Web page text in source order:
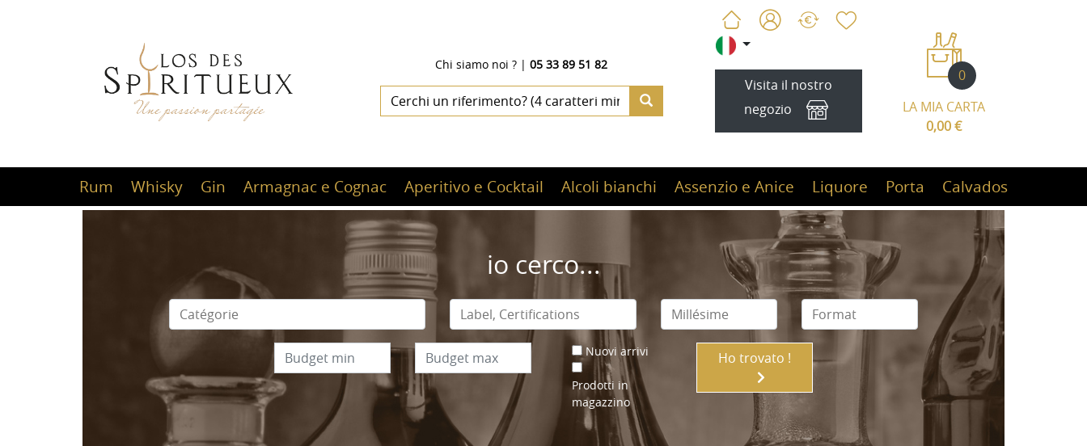
Visita il nostro
negozio
0
LA MIA CARTA
0,00 €
Chi siamo noi ? |05 33 89 51 82
Rum Whisky Gin Armagnac e Cognac Aperitivo e Cocktail Alcoli bianchi Assenzio e Anice Liquore Porta Calvados
io cerco...
Nuovi arrivi
Prodotti in
magazzino